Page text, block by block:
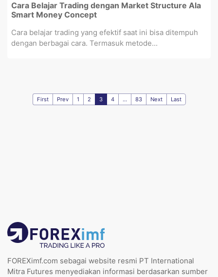
Cara Belajar Trading dengan Market Structure Ala
Smart Money Concept
Cara belajar trading yang efektif saat ini bisa ditempuh
dengan berbagai cara. Termasuk metode...
First Prev 1 2 3 4 ... 83 Next Last
FOREXimf.com sebagai website resmi PT International
Mitra Futures menyediakan informasi berdasarkan sumber